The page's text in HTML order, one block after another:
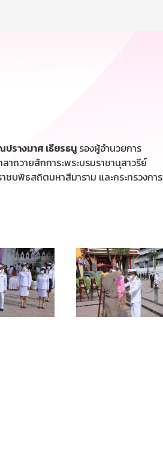
รางมาศ เธียรธนู รองผู้อำนวยการ
ถวายสักการะพระบรมราชานุสาวรีย์
บพิธสถิตมหาสีมาราม และกระทรวงการ